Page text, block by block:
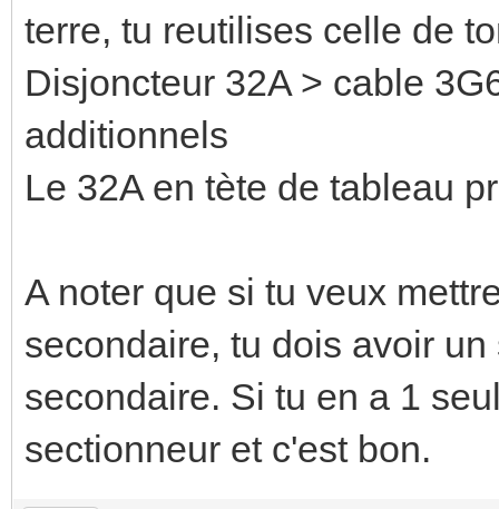
terre, tu reutilises celle de
Disjoncteur 32A > cable
additionnels
Le 32A en tète de tableau
A noter que si tu veux
secondaire, tu dois avoir
secondaire. Si tu en a 1
sectionneur et c'est bon.